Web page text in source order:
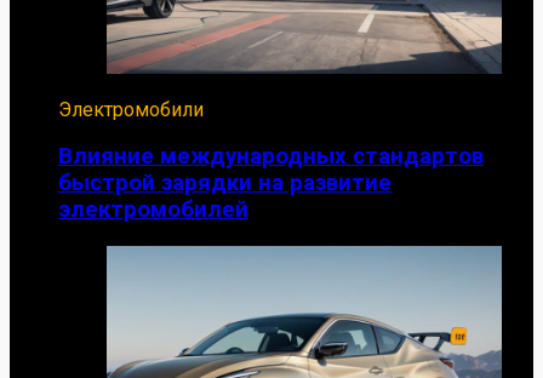
Электромобили
Влияние международных стандартов
быстрой зарядки на развитие
электромобилей